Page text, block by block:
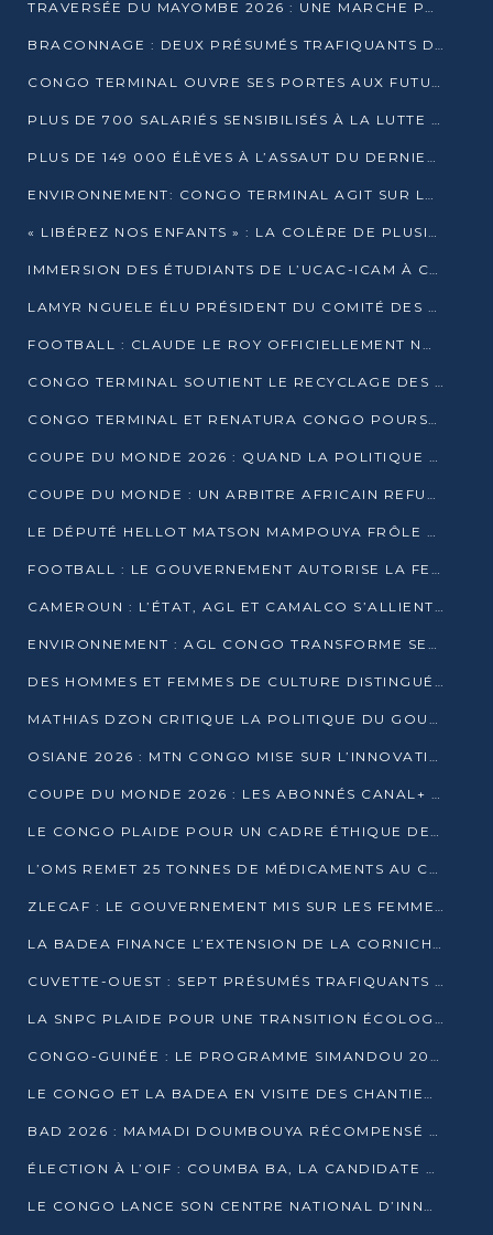
TRAVERSÉE DU MAYOMBE 2026 : UNE MARCHE POUR SENSIBILISER ET DÉPISTER AU DIABÈTE
BRACONNAGE : DEUX PRÉSUMÉS TRAFIQUANTS D’HIPPOPOTAME ÉCROUÉS À BRAZZAVILLE
CONGO TERMINAL OUVRE SES PORTES AUX FUTURS INGÉNIEURS DE L’UCAC-ICAM
PLUS DE 700 SALARIÉS SENSIBILISÉS À LA LUTTE CONTRE LA TUBERCULOSE À CONGO TERMINAL
PLUS DE 149 000 ÉLÈVES À L’ASSAUT DU DERNIER CEPE
ENVIRONNEMENT: CONGO TERMINAL AGIT SUR LE TERRAIN ET FORME LES PLUS JEUNES
« LIBÉREZ NOS ENFANTS » : LA COLÈRE DE PLUSIEURS MÈRES À BRAZZAVILLE CONTRE LA DGSP
IMMERSION DES ÉTUDIANTS DE L’UCAC-ICAM À CONGO TERMINAL
LAMYR NGUELE ÉLU PRÉSIDENT DU COMITÉ DES MEMBRES D’HONNEUR DU PCT
FOOTBALL : CLAUDE LE ROY OFFICIELLEMENT NOMMÉ SÉLECTIONNEUR DU CONGO
CONGO TERMINAL SOUTIENT LE RECYCLAGE DES DÉCHETS PLASTIQUES À POINTE-NOIRE
CONGO TERMINAL ET RENATURA CONGO POURSUIVENT LEUR COMBAT POUR LA BIODIVERSITÉ
COUPE DU MONDE 2026 : QUAND LA POLITIQUE MENACE L’UNIVERSALITÉ DU FOOTBALL
COUPE DU MONDE : UN ARBITRE AFRICAIN REFUSÉ À L’ENTRÉE DES ÉTATS-UNIS
LE DÉPUTÉ HELLOT MATSON MAMPOUYA FRÔLE LA MORT LORS D’UNE EMBUSCADE DZNS LE POOL
FOOTBALL : LE GOUVERNEMENT AUTORISE LA FECOFOOT À OCCUPER LES COMPLEXES SPORTIFS
CAMEROUN : L’ÉTAT, AGL ET CAMALCO S’ALLIENT POUR UN MÉGA-PROJET FERROVIAIRE
ENVIRONNEMENT : AGL CONGO TRANSFORME SES DÉCHETS EN OUTILS DE FORMATION
DES HOMMES ET FEMMES DE CULTURE DISTINGUÉS POUR LEUR ENGAGEMENT PAR BANTOU CULTURE
MATHIAS DZON CRITIQUE LA POLITIQUE DU GOUVERNEMENT ET ALERTE SUR LA DETTE DU CONGO
OSIANE 2026 : MTN CONGO MISE SUR L’INNOVATION POUR RELEVER LES DÉFIS AFRICAINS
COUPE DU MONDE 2026 : LES ABONNÉS CANAL+ AU CONGO DÉÇUS À QUELQUES JOURS DU COUP D’ENVOI
LE CONGO PLAIDE POUR UN CADRE ÉTHIQUE DE L’INTELLIGENCE ARTIFICIELLE À DAKAR
L’OMS REMET 25 TONNES DE MÉDICAMENTS AU CONGO POUR RENFORCER LA RIPOSTE AUX ÉPIDÉMIES
ZLECAF : LE GOUVERNEMENT MIS SUR LES FEMMES ENTREPRENEURES
LA BADEA FINANCE L’EXTENSION DE LA CORNICHE SUD DE BRAZZAVILLE
CUVETTE-OUEST : SEPT PRÉSUMÉS TRAFIQUANTS DE FAUNE INTERPELLÉS À EWO ET KELLÉ
LA SNPC PLAIDE POUR UNE TRANSITION ÉCOLOGIQUE PROGRESSIVE
CONGO-GUINÉE : LE PROGRAMME SIMANDOU 2040 AU CŒUR DES ÉCHANGES À LA BAD
LE CONGO ET LA BADEA EN VISITE DES CHANTIERS
BAD 2026 : MAMADI DOUMBOUYA RÉCOMPENSÉ PAR LE TROPHÉE BABACAR NDIAYE À BRAZZAVILLE
ÉLECTION À L’OIF : COUMBA BA, LA CANDIDATE DISCRÈTE QUI BOUSCULE LE JEU DIPLOMATIQUE
LE CONGO LANCE SON CENTRE NATIONAL D’INNOVATION